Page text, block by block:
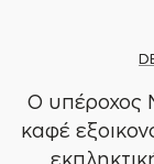
WE
Ο υπέροχος
καφέ